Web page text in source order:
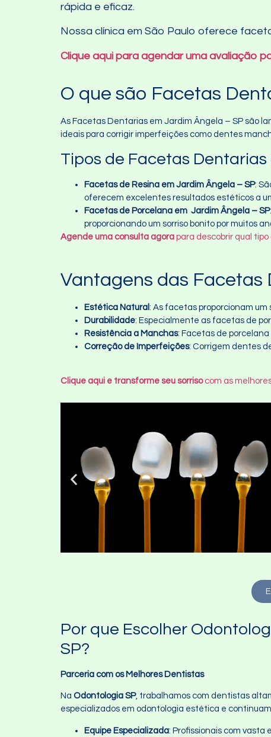
rápida e eficaz.
Nossa clínica em São Paulo oferece
Clique aqui para agendar uma avaliação
O que são Facetas
As Facetas Dentarias em Jardim Ângela – SP são
ideais para corrigir imperfeições como dentes
Tipos de Facetas
Facetas de Resina em Jardim Ângela – SP:
oferecem excelentes resultados estéticos a
Facetas de Porcelana em Jardim Ângela – SP
proporcionando um sorriso bonito por muitos
Agende uma consulta agora para descobrir qual
Vantagens das Facetas
Estética Natural : As facetas proporcionam
Durabilidade: Especialmente as facetas de
Resistência a Manchas: Facetas de
Correção de Imperfeições: Corrigem dentes
Clique aqui e transforme seu sorrisocom as
Por que Escolher
SP?
Parceria com os Melhores Dentistas
Na Odontologia SP, trabalhamos com dentistas
especializados em odontologia estética e
Equipe Especializada: Profissionais com vasta